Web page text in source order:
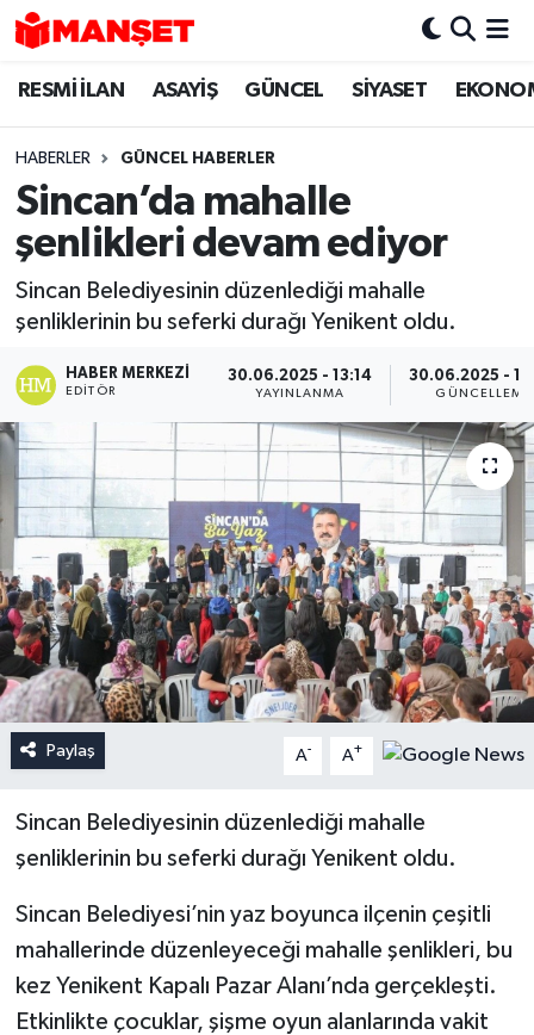
RESMİ İLAN ASAYİŞ GÜNCEL SİYASET
HABERLER GÜNCEL HABERLER
Sincan’da mahalle
şenlikleri devam ediyor
Sincan Belediyesinin düzenlediği mahalle
şenliklerinin bu seferki durağı Yenikent oldu.
HABER MERKEZI
EDITÖR
30.06.2025 - 13:14
YAYINLANMA
30.06.2025 -
GÜNCELLEME
Paylaş A- A+
Sincan Belediyesinin düzenlediği mahalle
şenliklerinin bu seferki durağı Yenikent oldu.
Sincan Belediyesi’nin yaz boyunca ilçenin çeşitli
mahallerinde düzenleyeceği mahalle şenlikleri, bu
kez Yenikent Kapalı Pazar Alanı’nda gerçekleşti.
Etkinlikte çocuklar, şişme oyun alanlarında vakit
Hava Durumu
Trafik Durumu
Süper Lig Puan Durumu ve Fikstür
Son Dakika Haberleri
Haber Arşivi